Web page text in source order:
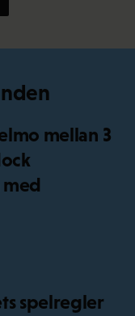
mellan 3
spelregler